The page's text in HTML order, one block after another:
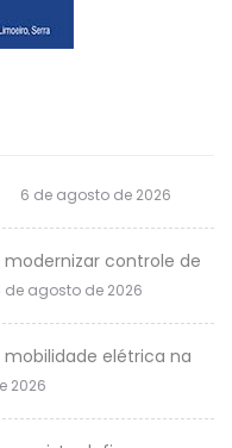
6 de agosto de 2026
controle de
de agosto de 2026
elétrica na
2026